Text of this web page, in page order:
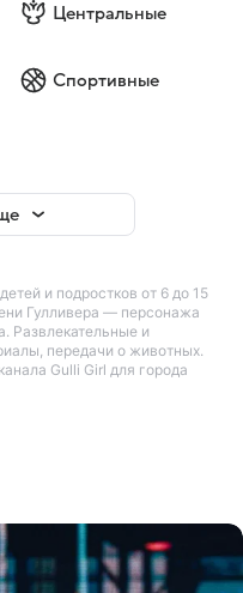
Центральные
Спортивные
и подростков от 6 до 15
Гулливера — персонажа
Развлекательные и
передачи о животных.
Gulli Girl для города